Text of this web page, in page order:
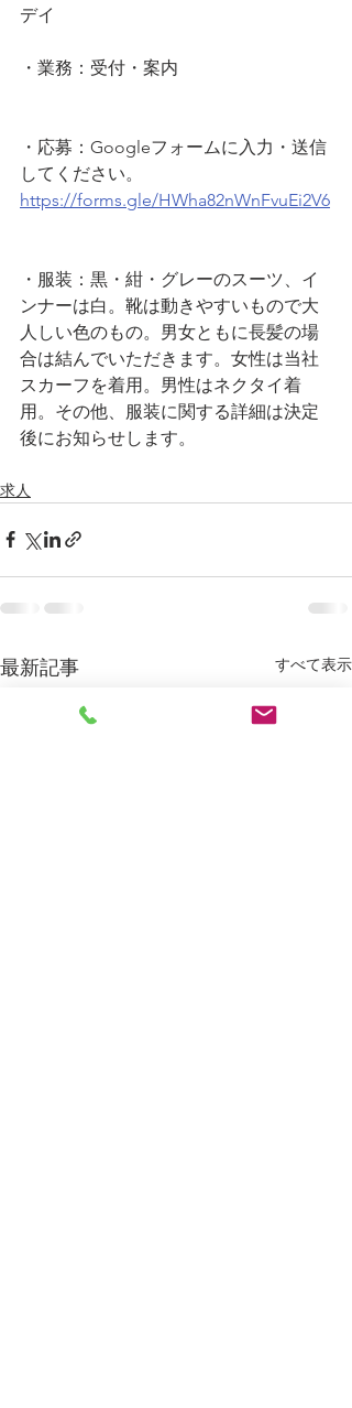
デイ
・業務：受付・案内
・応募：Googleフォームに入力・送信
してください。
https://forms.gle/HWha82nWnFvuEi2V6
・服装：黒・紺・グレーのスーツ、イ
ンナーは白。靴は動きやすいもので大
人しい色のもの。男女ともに長髪の場
合は結んでいただきます。女性は当社
スカーフを着用。男性はネクタイ着
用。その他、服装に関する詳細は決定
後にお知らせします。
求人
最新記事 すべて表示